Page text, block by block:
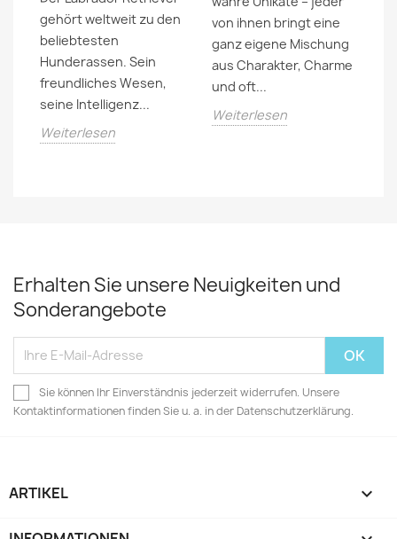
gehört weltweit zu den
beliebtesten
Hunderassen. Sein
freundliches Wesen,
seine Intelligenz...
Weiterlesen
von ihnen bringt eine
ganz eigene Mischung
aus Charakter, Charme
und oft...
Weiterlesen
Erhalten Sie unsere Neuigkeiten und
Sonderangebote
Sie können Ihr Einverständnis jederzeit widerrufen. Unsere
Kontaktinformationen finden Sie u. a. in der Datenschutzerklärung.
ARTIKEL 